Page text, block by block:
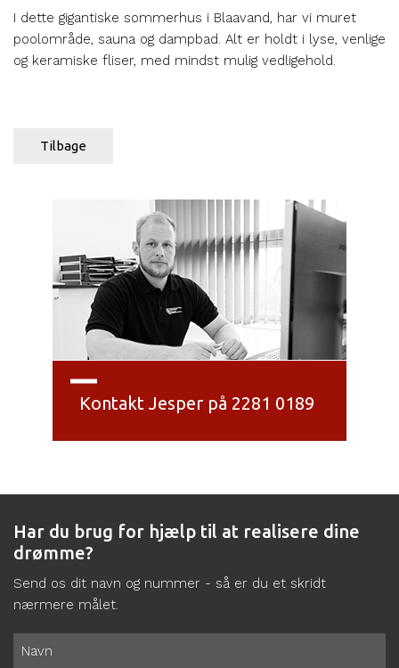
I dette gigantiske sommerhus i Blaavand, har vi muret
poolområde, sauna og dampbad. Alt er holdt i lyse, venlige
og keramiske fliser, med mindst mulig vedligehold.
Tilbage
Kontakt Jesper på 2281 0189
Har du brug for hjælp til at realisere dine
drømme?
Send os dit navn og nummer - så er du et skridt
nærmere målet.